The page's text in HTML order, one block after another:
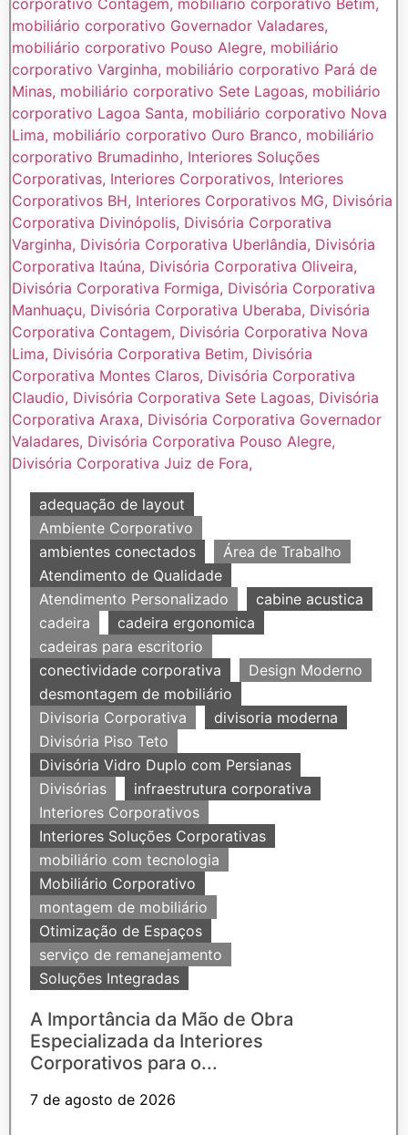
adequação de layout
Ambiente Corporativo
ambientes conectados
Área de Trabalho
Atendimento de Qualidade
Atendimento Personalizado
cabine acustica
cadeira
cadeira ergonomica
cadeiras para escritorio
conectividade corporativa
Design Moderno
desmontagem de mobiliário
Divisoria Corporativa
divisoria moderna
Divisória Piso Teto
Divisória Vidro Duplo com Persianas
Divisórias
infraestrutura corporativa
Interiores Corporativos
Interiores Soluções Corporativas
mobiliário com tecnologia
Mobiliário Corporativo
montagem de mobiliário
Otimização de Espaços
serviço de remanejamento
Soluções Integradas
A Importância da Mão de Obra
Especializada da Interiores
Corporativos para o...
7 de agosto de 2026